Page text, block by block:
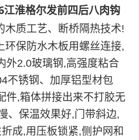
江淮格尔发前四后八肉钩
木质工艺、断桥隔热技术!
环保防水木板用螺丝连接,
外2.0玻璃钢,高强度粘合
不锈钢、加厚铝型材包
件,箱体拼接出来不打胶无
、保温效果好,门带斜边,
成,用压板锁紧,侧护网和